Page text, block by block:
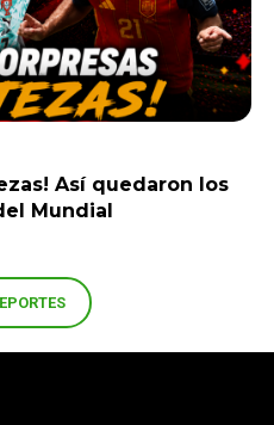
Así quedaron los
Mundial